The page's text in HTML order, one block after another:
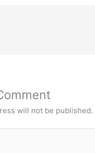
will not be published.